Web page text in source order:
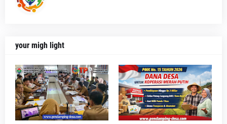
your migh light